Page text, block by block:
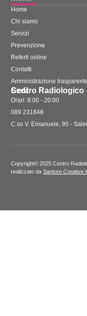
Home
Chi siamo
Servizi
Prevenzione
Referti online
Contatti
Amministrazione trasparente
Sedi
Centro Radiologico
Orari: 8:00 - 20:00
089 231848
C.so V. Emanuele, 95 -
Copyright© 2025 Centro
realizzato daSantoro Creative